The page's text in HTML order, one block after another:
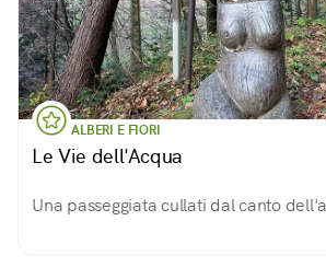
ALBERI E FIORI
Le Vie dell'Acqua
Una passeggiata cullati dal canto